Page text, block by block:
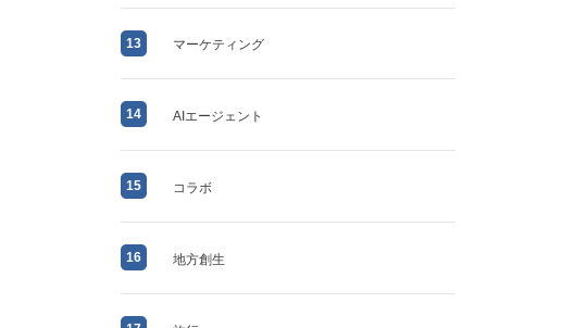
13 マーケティング
14 AIエージェント
15 コラボ
16 地方創生